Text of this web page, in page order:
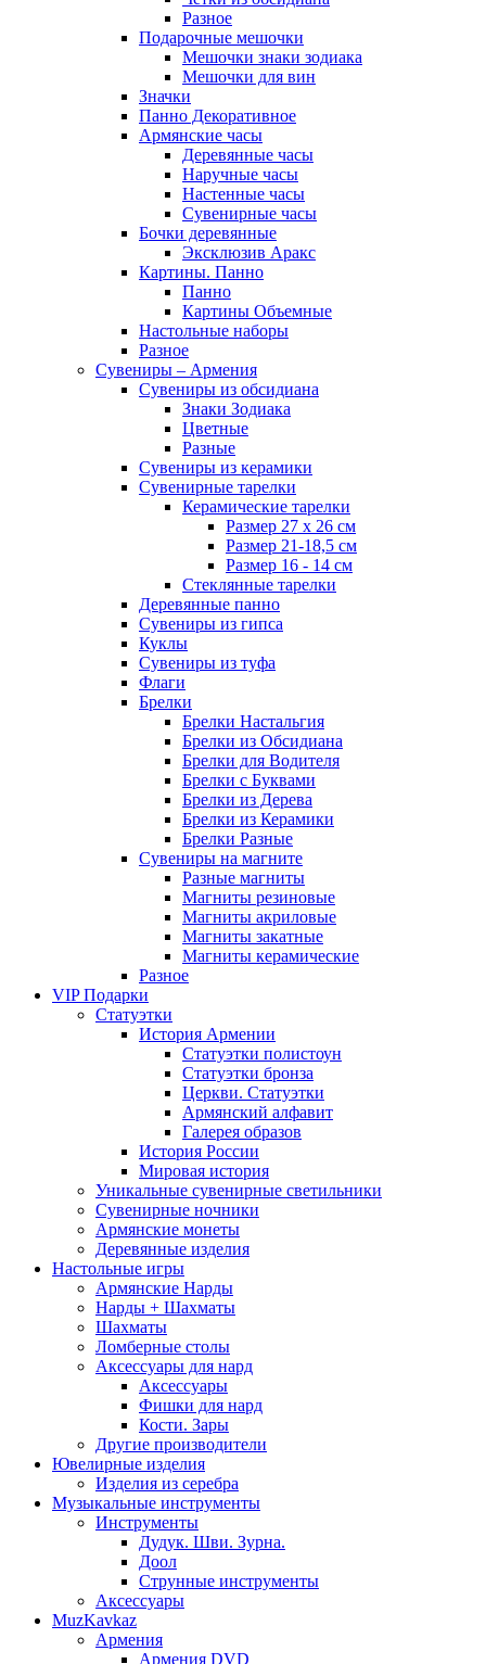
Разное
Подарочные мешочки
Мешочки знаки зодиака
Мешочки для вин
Значки
Панно Декоративное
Армянские часы
Деревянные часы
Наручные часы
Настенные часы
Сувенирные часы
Бочки деревянные
Эксклюзив Аракс
Картины. Панно
Панно
Картины Объемные
Настольные наборы
Разное
Сувениры – Армения
Сувениры из обсидиана
Знаки Зодиака
Цветные
Разные
Сувениры из керамики
Сувенирные тарелки
Керамические тарелки
Размер 27 х 26 см
Размер 21-18,5 см
Размер 16 - 14 см
Стеклянные тарелки
Деревянные панно
Сувениры из гипса
Куклы
Сувениры из туфа
Флаги
Брелки
Брелки Настальгия
Брелки из Обсидиана
Брелки для Водителя
Брелки с Буквами
Брелки из Дерева
Брелки из Керамики
Брелки Разные
Сувениры на магните
Разные магниты
Магниты резиновые
Магниты акриловые
Магниты закатные
Магниты керамические
Разное
VIP Подарки
Статуэтки
История Армении
Статуэтки полистоун
Статуэтки бронза
Церкви. Статуэтки
Армянский алфавит
Галерея образов
История России
Мировая история
Уникальные сувенирные светильники
Сувенирные ночники
Армянские монеты
Деревянные изделия
Настольные игры
Армянские Нарды
Нарды + Шахматы
Шахматы
Ломберные столы
Аксессуары для нард
Аксессуары
Фишки для нард
Кости. Зары
Другие производители
Ювелирные изделия
Изделия из серебра
Музыкальные инструменты
Инструменты
Дудук. Шви. Зурна.
Доол
Струнные инструменты
Аксессуары
MuzKavkaz
Армения
Армения DVD